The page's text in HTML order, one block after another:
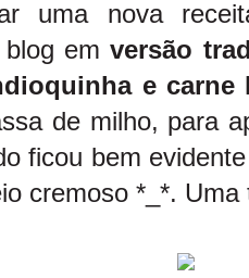
uma nova
blog emversão
e carne
de milho, para
ficou bem
cremoso *_*.